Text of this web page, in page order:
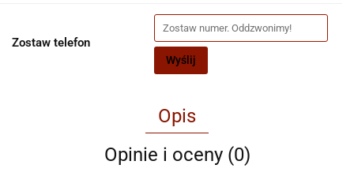
Zostaw telefon
Wyślij
Opis
Opinie i oceny (0)